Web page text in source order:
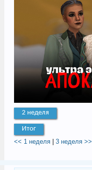
2 неделя
Итог
<< 1 неделя| 3 неделя >>